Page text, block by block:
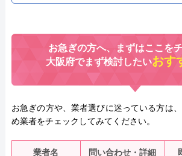
お急ぎの方へ、まずはここを
大阪府でまず検討したいおす
お急ぎの方や、業者選びに迷っている方は
め業者をチェックしてみてください。
業者名 問い合わせ・詳細